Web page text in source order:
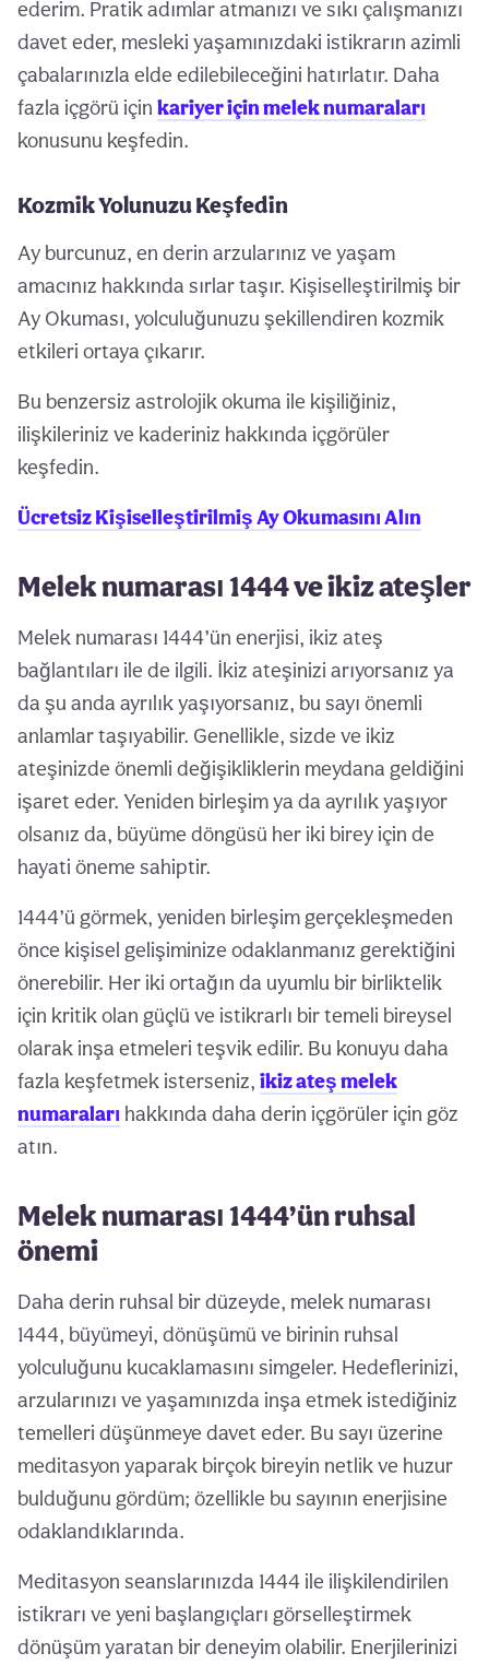
ederim. Pratik adımlar atmanızı ve sıkı çalışmanızı
davet eder, mesleki yaşamınızdaki istikrarın azimli
çabalarınızla elde edilebileceğini hatırlatır. Daha
fazla içgörü için kariyer için melek numaraları
konusunu keşfedin.
Kozmik Yolunuzu Keşfedin
Ay burcunuz, en derin arzularınız ve yaşam
amacınız hakkında sırlar taşır. Kişiselleştirilmiş bir
Ay Okuması, yolculuğunuzu şekillendiren kozmik
etkileri ortaya çıkarır.
Bu benzersiz astrolojik okuma ile kişiliğiniz,
ilişkileriniz ve kaderiniz hakkında içgörüler
keşfedin.
Ücretsiz Kişiselleştirilmiş Ay Okumasını Alın
Melek numarası 1444 ve ikiz ateşler
Melek numarası 1444’ün enerjisi, ikiz ateş
bağlantıları ile de ilgili. İkiz ateşinizi arıyorsanız ya
da şu anda ayrılık yaşıyorsanız, bu sayı önemli
anlamlar taşıyabilir. Genellikle, sizde ve ikiz
ateşinizde önemli değişikliklerin meydana geldiğini
işaret eder. Yeniden birleşim ya da ayrılık yaşıyor
olsanız da, büyüme döngüsü her iki birey için de
hayati öneme sahiptir.
1444’ü görmek, yeniden birleşim gerçekleşmeden
önce kişisel gelişiminize odaklanmanız gerektiğini
önerebilir. Her iki ortağın da uyumlu bir birliktelik
için kritik olan güçlü ve istikrarlı bir temeli bireysel
olarak inşa etmeleri teşvik edilir. Bu konuyu daha
fazla keşfetmek isterseniz, ikiz ateş melek
numaraları hakkında daha derin içgörüler için göz
atın.
Melek numarası 1444’ün ruhsal
önemi
Daha derin ruhsal bir düzeyde, melek numarası
1444, büyümeyi, dönüşümü ve birinin ruhsal
yolculuğunu kucaklamasını simgeler. Hedeflerinizi,
arzularınızı ve yaşamınızda inşa etmek istediğiniz
temelleri düşünmeye davet eder. Bu sayı üzerine
meditasyon yaparak birçok bireyin netlik ve huzur
bulduğunu gördüm; özellikle bu sayının enerjisine
odaklandıklarında.
Meditasyon seanslarınızda 1444 ile ilişkilendirilen
istikrarı ve yeni başlangıçları görselleştirmek
dönüşüm yaratan bir deneyim olabilir. Enerjilerinizi